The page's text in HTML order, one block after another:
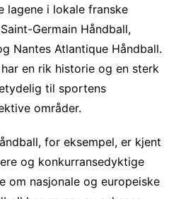
lagene i lokale franske
Germain Håndball,
Nantes Atlantique Håndball.
en rik historie og en sterk
til sportens
områder.
for eksempel, er kjent
og konkurransedyktige
om nasjonale og europeiske